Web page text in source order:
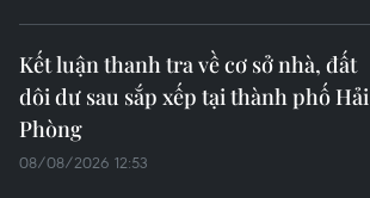
Kết luận thanh tra về cơ sở nhà, đất
dôi dư sau sắp xếp tại thành phố Hải
Phòng
08/08/2026 12:53